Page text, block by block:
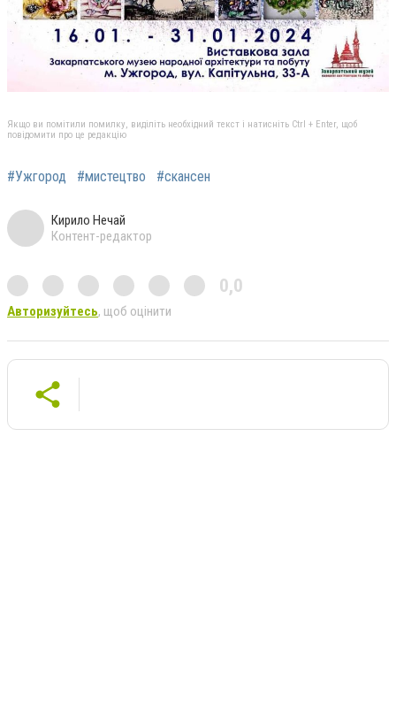
Якщо ви помітили помилку, виділіть необхідний текст і натисніть Ctrl + Enter, щоб
повідомити про це редакцію
#Ужгород #мистецтво #скансен
Кирило Нечай
Контент-редактор
0,0
Авторизуйтесь, щоб оцінити